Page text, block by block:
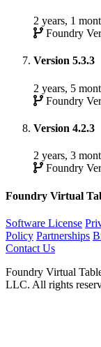
2 years, 1
Foundry
Version 5.3.3
2 years, 5
Foundry
Version 4.2.3
2 years, 3
Foundry
Foundry Virtual
Software License
Policy Partnerships
Contact Us
Foundry Virtual
LLC. All rights